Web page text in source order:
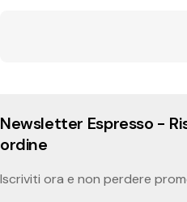
Newsletter Espresso -
ordine
Iscriviti ora e non perdere